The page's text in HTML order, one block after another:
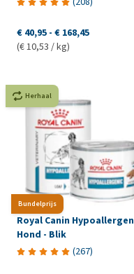
€ 40,95 - € 168,45
(€ 10,53 / kg)
Bundelprijs
Herhaal
Royal Canin
Hond - Blik
(267)